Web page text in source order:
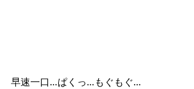
早速一口…ぱくっ…もぐもぐ…